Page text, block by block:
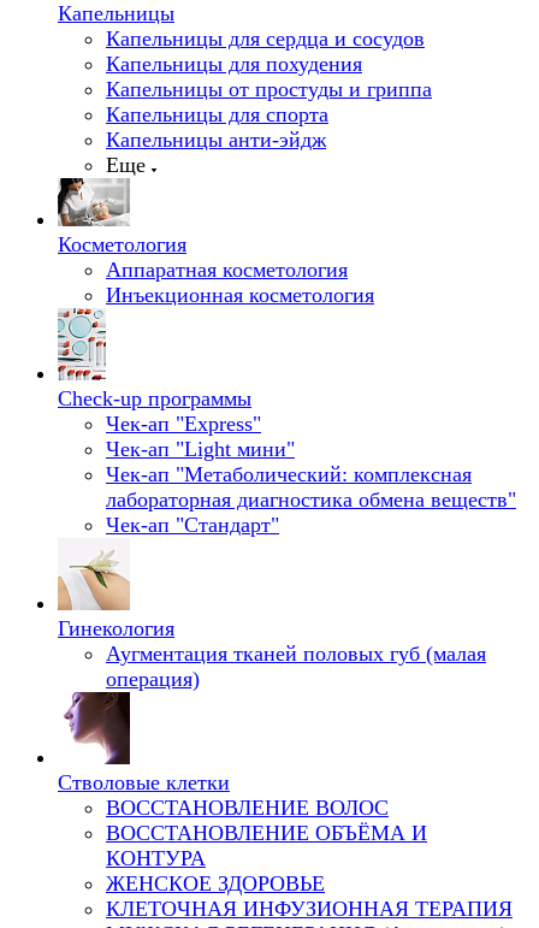
Капельницы
Капельницы для сердца и сосудов
Капельницы для похудения
Капельницы от простуды и гриппа
Капельницы для спорта
Капельницы анти-эйдж
Еще
Косметология
Аппаратная косметология
Инъекционная косметология
Check-up программы
Чек-ап "Express"
Чек-ап "Light мини"
Чек-ап "Метаболический: комплексная
лабораторная диагностика обмена веществ"
Чек-ап "Стандарт"
Гинекология
Аугментация тканей половых губ (малая
операция)
Стволовые клетки
ВОССТАНОВЛЕНИЕ ВОЛОС
ВОССТАНОВЛЕНИЕ ОБЪЁМА И
КОНТУРА
ЖЕНСКОЕ ЗДОРОВЬЕ
КЛЕТОЧНАЯ ИНФУЗИОННАЯ ТЕРАПИЯ